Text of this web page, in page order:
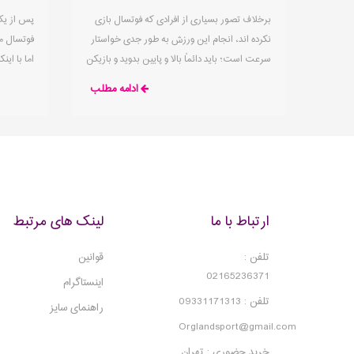
برخلاف تصور بسیاری از افرادی که فوتسال بازی
نکرده اند، انجام این ورزش به طور جدی خواستار
سرعت است؛ باید دائماً بالا و پایین بدوید و بازیکن
بنابراین در یک فضای محدود همه چیز می تواند
ادامه مطلب
پس از
فوتسال
اما با
می
لینک های مرتبط
قوانین
اینستاگرام
راهنمای سایز
ارتباط با ما
تلفن :
02165236371
تلفن : 09331171313
Orglandsport@gmail.com